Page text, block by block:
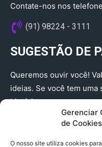
Gerenciar
de Cookies
O nosso site utiliza cookies
Contate-nos nos
(91) 98224 - 3111
SUGESTÃO DE
Queremos ouvir você!
ideias. Se você tem uma
história que merece ser
(91) 98224 - 3111